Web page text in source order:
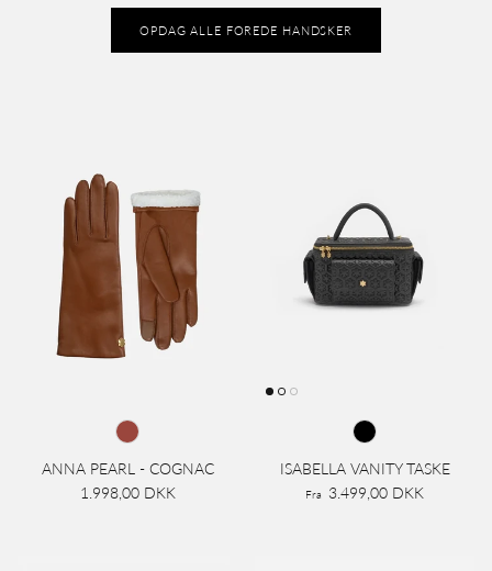
OPDAG ALLE FOREDE HANDSKER
ANNA PEARL - COGNAC
1.998,00 DKK
ISABELLA VANITY TASKE
Fra 3.499,00 DKK